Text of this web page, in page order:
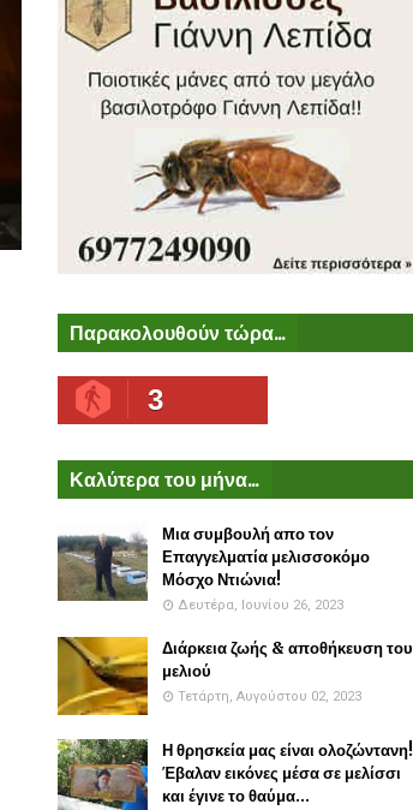
Παρακολουθούν τώρα...
3
Καλύτερα του μήνα...
Μια συμβουλή απο τον
Επαγγελματία μελισσοκόμο
Μόσχο Ντιώνια!
Δευτέρα, Ιουνίου 26, 2023
Διάρκεια ζωής & αποθήκευση του
μελιού
Τετάρτη, Αυγούστου 02, 2023
Η θρησκεία μας είναι ολοζώντανη!
Έβαλαν εικόνες μέσα σε μελίσσι
και έγινε το θαύμα...